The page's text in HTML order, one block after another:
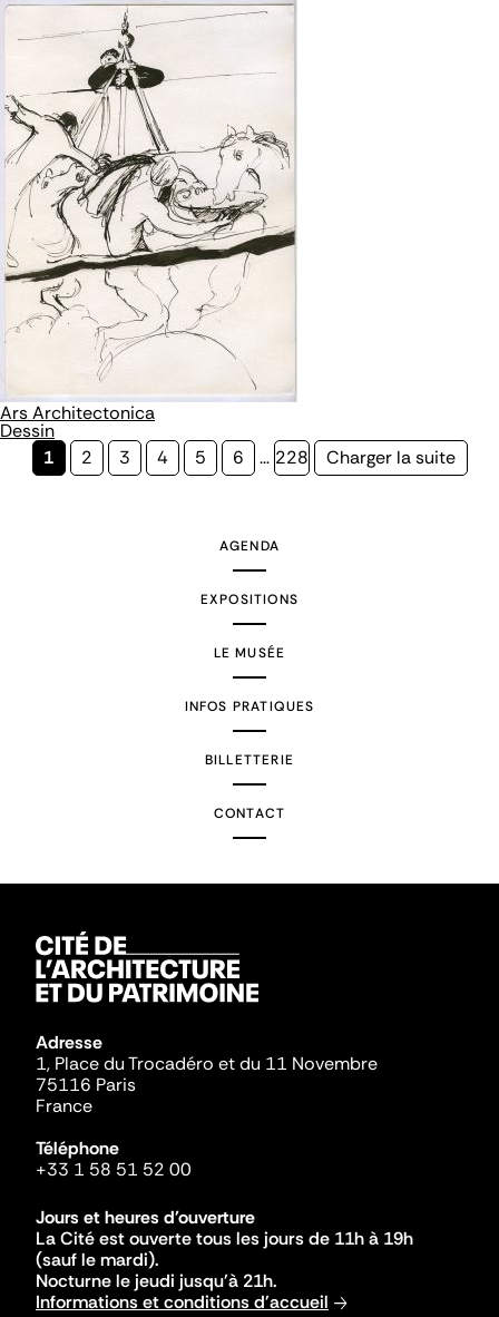
Ars Architectonica
Dessin
Page
1 Page
2 Page
3 Page
4 Page
5 Page
6 … Page
228
Page
Charger la suite
AGENDA
EXPOSITIONS
LE MUSÉE
INFOS PRATIQUES
BILLETTERIE
CONTACT
Adresse
1, Place du Trocadéro et du 11 Novembre
75116 Paris
France
Téléphone
+33 1 58 51 52 00
Jours et heures d'ouverture
La Cité est ouverte tous les jours de 11h à 19h
(sauf le mardi).
Nocturne le jeudi jusqu'à 21h.
Informations et conditions d'accueil